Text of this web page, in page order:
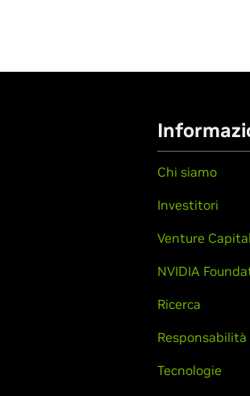
Chi siamo
Investitori
Venture
NVIDIA
Ricerca
Responsabilità
Tecnologie